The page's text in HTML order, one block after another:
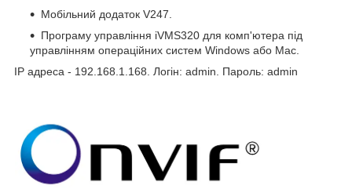
Мобільний додаток V247.
Програму управління iVMS320 для комп'ютера під
управлінням операційних систем Windows або Mac.
IP адреса - 192.168.1.168. Логін: admin. Пароль: admin